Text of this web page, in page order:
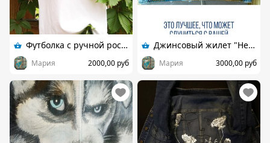
Футболка с ручной росписью "Акварель"
Мария 2000,00 руб
Джинсовый жилет "Неоэкспрессионизм"
Мария 3000,00 руб